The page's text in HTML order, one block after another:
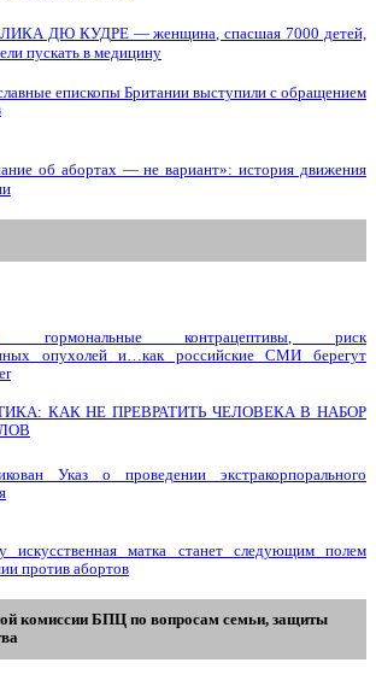
ДЮ КУДРЕ — женщина, спасшая 7000 детей,
пускать в медицину
епископы Британии выступили с обращением
об абортах — не вариант»: история движения
гормональные контрацептивы, риск
опухолей и…как российские СМИ берегут
КАК НЕ ПРЕВРАТИТЬ ЧЕЛОВЕКА В НАБОР
Указ о проведении экстракорпорального
искусственная матка станет следующим полем
против абортов
комиссии БПЦ по вопросам семьи, защиты